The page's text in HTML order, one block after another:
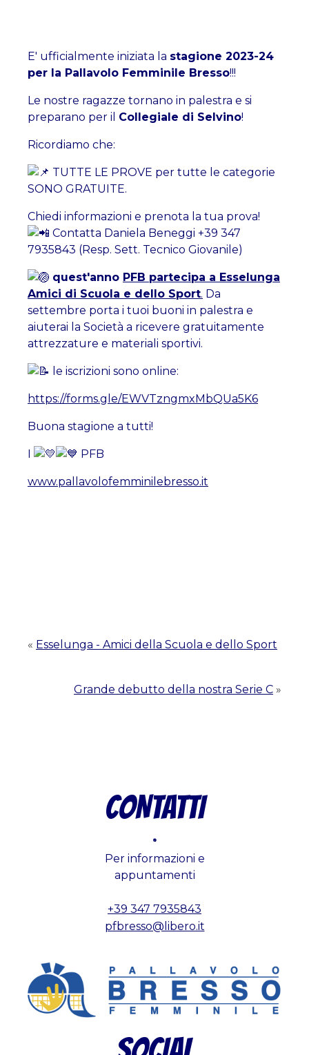
E' ufficialmente iniziata la stagione 2023-24
per la Pallavolo Femminile Bresso!!!
Le nostre ragazze tornano in palestra e si
preparano per il Collegiale di Selvino!
Ricordiamo che:
TUTTE LE PROVE per tutte le categorie
SONO GRATUITE.
Chiedi informazioni e prenota la tua prova!
Contatta Daniela Beneggi +39 347
7935843 (Resp. Sett. Tecnico Giovanile)
quest'anno PFB partecipa a Esselunga
Amici di Scuola e dello Sport. Da
settembre porta i tuoi buoni in palestra e
aiuterai la Società a ricevere gratuitamente
attrezzature e materiali sportivi.
le iscrizioni sono online:
https://forms.gle/EWVTzngmxMbQUa5K6
Buona stagione a tutti!
I PFB
www.pallavolofemminilebresso.it
« Esselunga - Amici della Scuola e dello Sport
Grande debutto della nostra Serie C »
CONTATTI
.
Per informazioni e
appuntamenti
+39 347 7935843
pfbresso@libero.it